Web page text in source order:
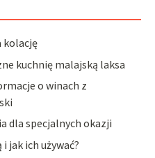
kolację
kuchnię malajską laksa
o winach z
dla specjalnych okazji
jak ich używać?